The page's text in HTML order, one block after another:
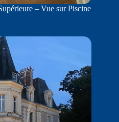
– Vue sur Piscine